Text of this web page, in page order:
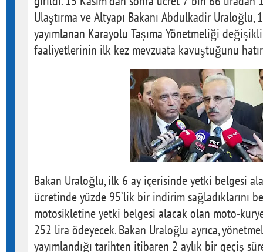
Ulaştırma ve Altyapı Bakanı Abdulkadir Uraloğlu,
yayımlanan Karayolu Taşıma Yönetmeliği
faaliyetlerinin ilk kez mevzuata kavuştuğunu
Bakan Uraloğlu, ilk 6 ay içerisinde yetki belgesi
ücretinde yüzde 95’lik bir indirim sağladıklarını
motosikletine yetki belgesi alacak olan moto-
252 lira ödeyecek. Bakan Uraloğlu ayrıca,
yayımlandığı tarihten itibaren 2 aylık bir geçiş